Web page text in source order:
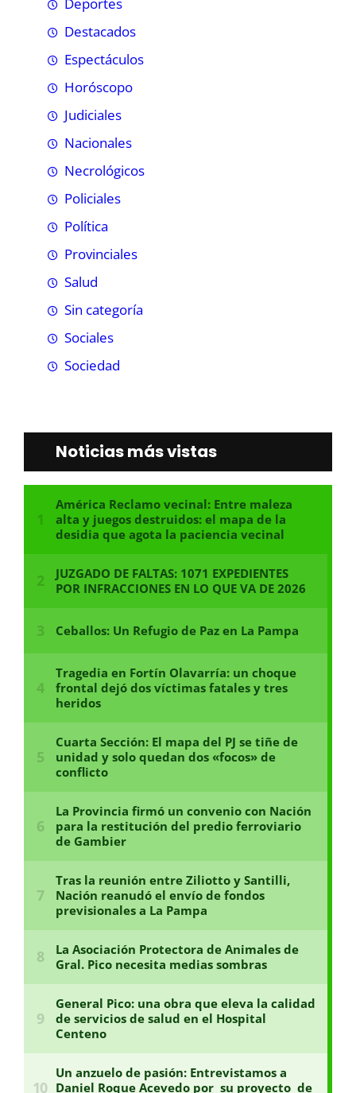
Destacados
Espectáculos
Horóscopo
Judiciales
Nacionales
Necrológicos
Policiales
Política
Provinciales
Salud
Sin categoría
Sociales
Sociedad
Noticias más vistas